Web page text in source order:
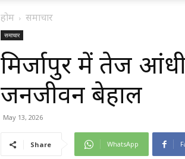
होम समाचार
समाचार
मिर्जापुर में तेज
जनजीवन बेहाल
May 13, 2026
Share WhatsApp